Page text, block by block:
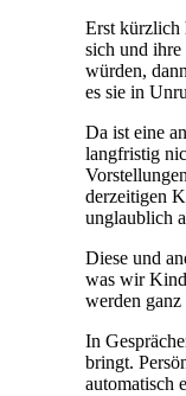
Erst kürzlich
sich und
würden,
es sie in
Da ist eine
langfristig
derzeitigen
unglaublich
Diese und
was wir
werden
In
bringt.
automatisch